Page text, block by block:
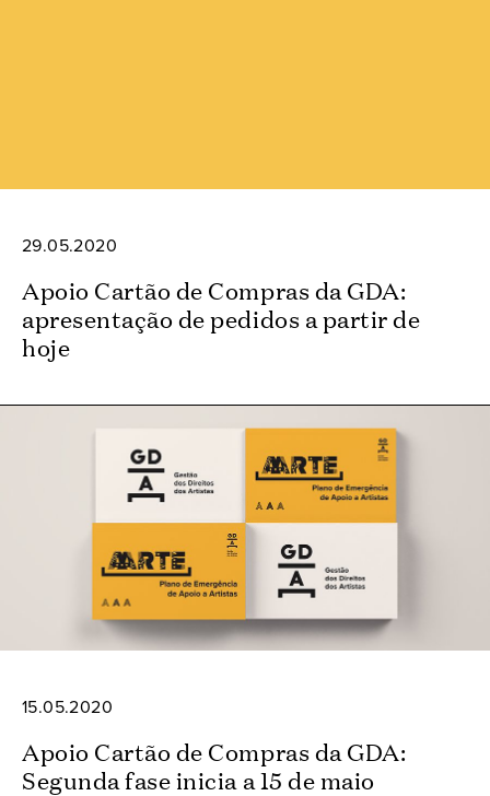
29.05.2020
Apoio Cartão de Compras da GDA:
apresentação de pedidos a partir de
hoje
15.05.2020
Apoio Cartão de Compras da GDA:
Segunda fase inicia a 15 de maio